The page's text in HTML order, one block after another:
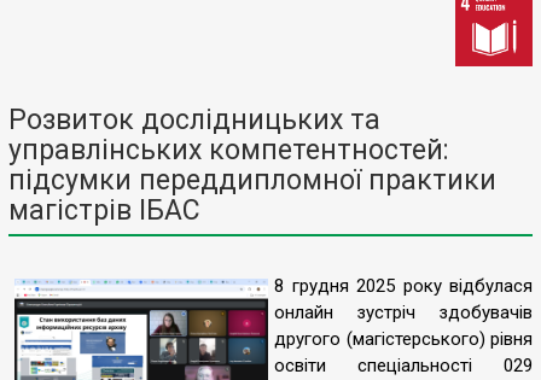
Розвиток дослідницьких та
управлінських компетентностей:
підсумки переддипломної практики
магістрів ІБАС
8 грудня 2025 року відбулася
онлайн зустріч здобувачів
другого (магістерського) рівня
освіти спеціальності 029